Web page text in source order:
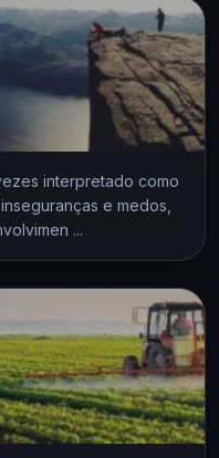
interpretado como
e medos,
...